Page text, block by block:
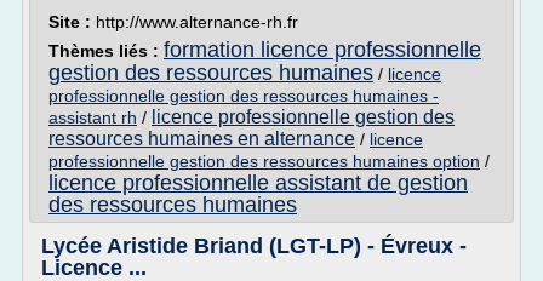
Site : http://www.alternance-rh.fr
Thèmes liés : formation licence professionnelle
gestion des ressources humaines / licence
professionnelle gestion des ressources humaines -
assistant rh / licence professionnelle gestion des
ressources humaines en alternance / licence
professionnelle gestion des ressources humaines option /
licence professionnelle assistant de gestion
des ressources humaines
Lycée Aristide Briand (LGT-LP) - Évreux -
Licence ...